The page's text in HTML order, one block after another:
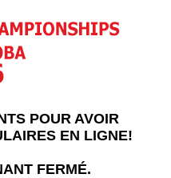
POUR AVOIR
EN LIGNE!
FERMÉ.